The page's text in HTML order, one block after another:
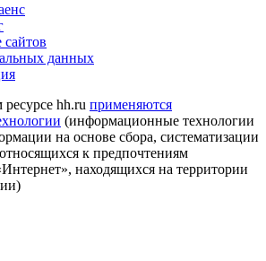
сайтов
данных
hh.ru применяются
(информационные технологии
на основе сбора, систематизации
к предпочтениям
находящихся на территории